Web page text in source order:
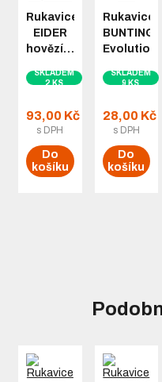
Rukavice
EIDER
hovězí…
SKLADEM
2 KS
93,00 Kč
s DPH
Do
košíku
Rukavice
BUNTING
Evolution…
SKLADEM
9 KS
28,00 Kč
s DPH
Do
košíku